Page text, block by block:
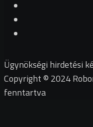
Ügynökségi hirdetési
Copyright © 2024
fenntartva